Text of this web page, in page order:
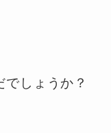
しょうか？